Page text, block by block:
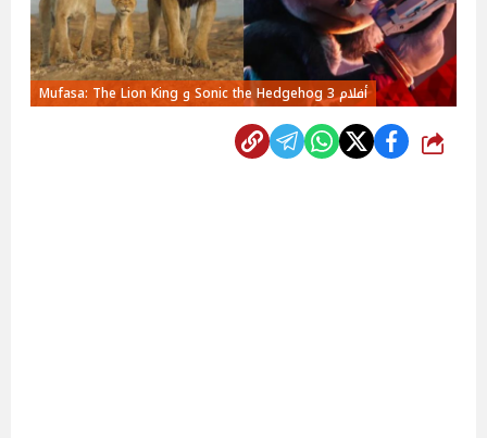
أفلام Sonic the Hedgehog 3 و Mufasa: The Lion King
شارك